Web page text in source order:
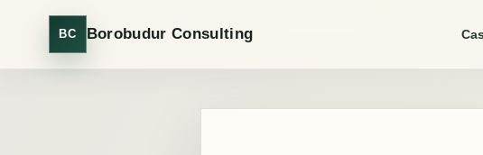
BC Borobudur Consulting